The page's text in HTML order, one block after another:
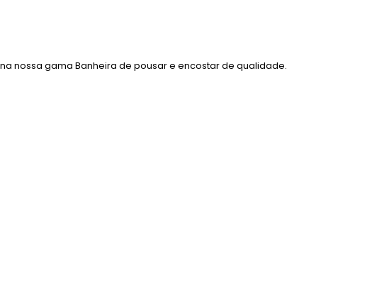
nossa gama Banheira de pousar e encostar de qualidade.